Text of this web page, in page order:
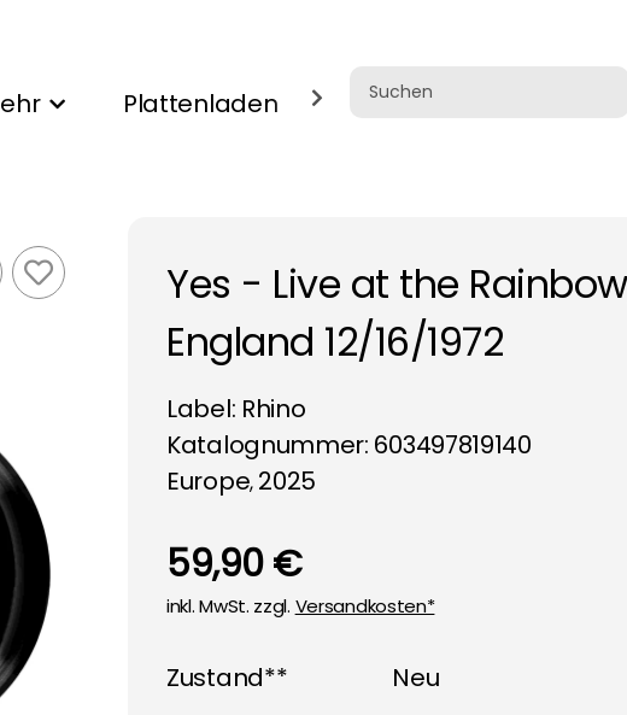
Plattenladen Ankauf
Yes - Live at the
England 12/16/1972
Label: Rhino
Katalognummer: 603497819140
Europe, 2025
59,90 €
inkl. MwSt. zzgl. Versandkosten*
Zustand**
Neu